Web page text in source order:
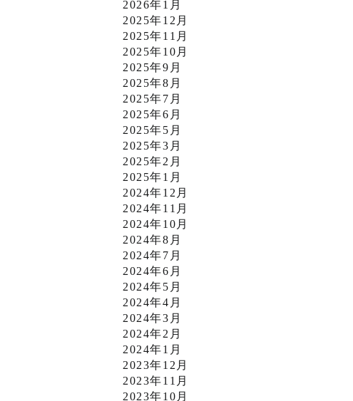
2026年1月
2025年12月
2025年11月
2025年10月
2025年9月
2025年8月
2025年7月
2025年6月
2025年5月
2025年3月
2025年2月
2025年1月
2024年12月
2024年11月
2024年10月
2024年8月
2024年7月
2024年6月
2024年5月
2024年4月
2024年3月
2024年2月
2024年1月
2023年12月
2023年11月
2023年10月